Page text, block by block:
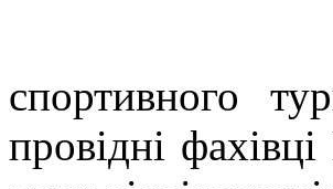
спортивного
провідні